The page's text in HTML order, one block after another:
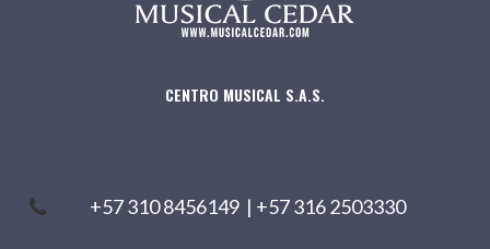
CENTRO MUSICAL S.A.S.
+57 310 8456149 | +57 316 2503330